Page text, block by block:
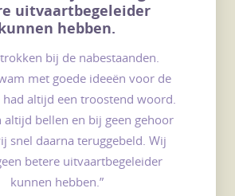
uitvaartbegeleider
hebben.
bij de nabestaanden.
met goede ideeën voor de
altijd een troostend woord.
altijd bellen en bij geen gehoor
snel daarna teruggebeld. Wij
betere uitvaartbegeleider
kunnen hebben.”